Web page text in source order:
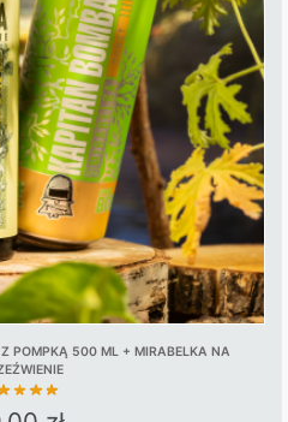
POMPKĄ 500 ML + MIRABELKA NA